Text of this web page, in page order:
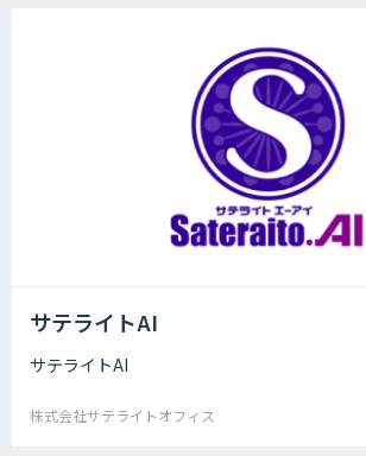
サテライトAI
サテライトAI
株式会社サテライトオフィス